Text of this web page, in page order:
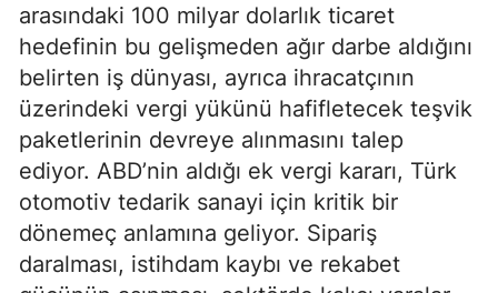
arasındaki 100 milyar dolarlık ticaret
hedefinin bu gelişmeden ağır darbe aldığını
belirten iş dünyası, ayrıca ihracatçının
üzerindeki vergi yükünü hafifletecek teşvik
paketlerinin devreye alınmasını talep
ediyor. ABD’nin aldığı ek vergi kararı, Türk
otomotiv tedarik sanayi için kritik bir
dönemeç anlamına geliyor. Sipariş
daralması, istihdam kaybı ve rekabet